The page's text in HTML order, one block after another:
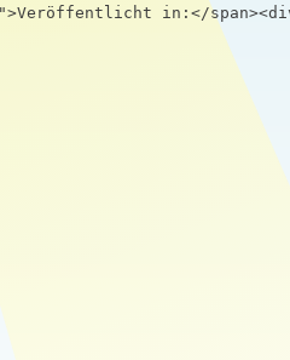
in:</